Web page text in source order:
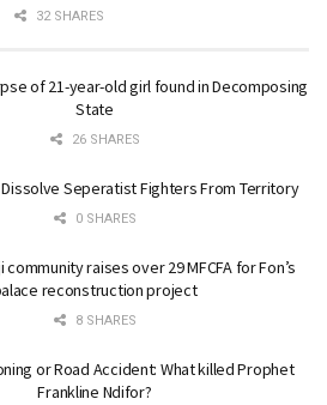
32 SHARES
of 21-year-old girl found in Decomposing
State
26 SHARES
Seperatist Fighters From Territory
0 SHARES
community raises over 29 MFCFA for Fon’s
reconstruction project
8 SHARES
or Road Accident: What killed Prophet
Frankline Ndifor?